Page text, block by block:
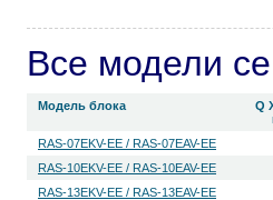
Все модели
Модель блока
Q
RAS-07EKV-EE / RAS-07EAV-EE
RAS-10EKV-EE / RAS-10EAV-EE
RAS-13EKV-EE / RAS-13EAV-EE